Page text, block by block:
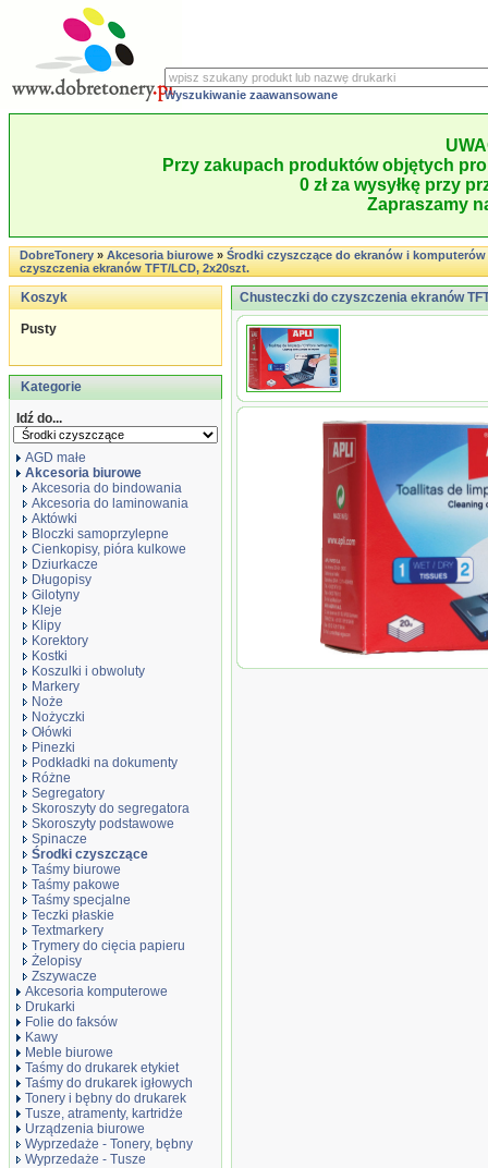
Wyszukiwanie zaawansowane
Przy zakupach produktów objętych
0 zł za wysyłkę przy
Zapraszamy
DobreTonery»Akcesoria biurowe»Środki czyszczące do ekranów i komputerów
czyszczenia ekranów TFT/LCD, 2x20szt.
Koszyk
Pusty
Kategorie
Idź do...
AGD małe
Akcesoria biurowe
Akcesoria do bindowania
Akcesoria do laminowania
Aktówki
Bloczki samoprzylepne
Cienkopisy, pióra kulkowe
Dziurkacze
Długopisy
Gilotyny
Kleje
Klipy
Korektory
Kostki
Koszulki i obwoluty
Markery
Noże
Nożyczki
Ołówki
Pinezki
Podkładki na dokumenty
Różne
Segregatory
Skoroszyty do segregatora
Skoroszyty podstawowe
Spinacze
Środki czyszczące
Taśmy biurowe
Taśmy pakowe
Taśmy specjalne
Teczki płaskie
Textmarkery
Trymery do cięcia papieru
Żelopisy
Zszywacze
Akcesoria komputerowe
Drukarki
Folie do faksów
Kawy
Meble biurowe
Taśmy do drukarek etykiet
Taśmy do drukarek igłowych
Tonery i bębny do drukarek
Tusze, atramenty, kartridże
Urządzenia biurowe
Wyprzedaże - Tonery, bębny
Wyprzedaże - Tusze
Chusteczki do czyszczenia ekranów
Chusteczki do